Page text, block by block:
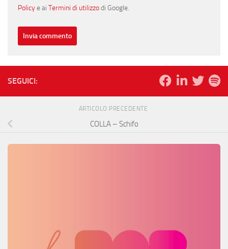
Policye ai Termini di utilizzodi Google.
SEGUICI:
ARTICOLO PRECEDENTE
COLLA – Schifo